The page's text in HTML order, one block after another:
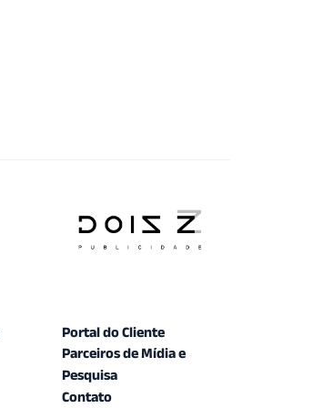
Portal do Cliente
Parceiros de Mídia e
Pesquisa
Contato